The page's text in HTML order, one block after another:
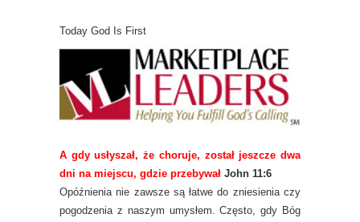
Today God Is First
A gdy usłyszał, że choruje, został jeszcze dwa
dni na miejscu, gdzie przebywał John 11:6
Opóźnienia nie zawsze są łatwe do zniesienia czy
pogodzenia z naszym umysłem. Często, gdy Bóg